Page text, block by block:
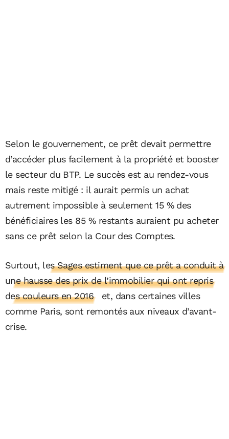
Selon le gouvernement, ce prêt devait permettre
d’accéder plus facilement à la propriété et booster
le secteur du BTP. Le succès est au rendez-vous
mais reste mitigé : il aurait permis un achat
autrement impossible à seulement 15 % des
bénéficiaires les 85 % restants auraient pu acheter
sans ce prêt selon la Cour des Comptes.
Surtout, les Sages estiment que ce prêt a conduit à
une hausse des prix de l’immobilier qui ont repris
des couleurs en 2016
et, dans certaines villes
comme Paris, sont remontés aux niveaux d’avant-
crise.